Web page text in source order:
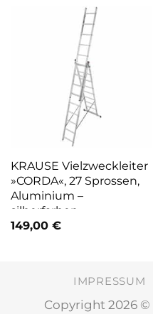
KRAUSE Vielzweckleiter
»CORDA«, 27 Sprossen,
Aluminium –
silberfarben
149,00 €
IMPRESSUM
Copyright 2026 ©